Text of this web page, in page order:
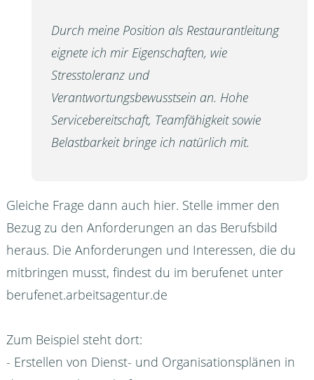
Durch meine Position als Restaurantleitung
eignete ich mir Eigenschaften, wie
Stresstoleranz und
Verantwortungsbewusstsein an. Hohe
Servicebereitschaft, Teamfähigkeit sowie
Belastbarkeit bringe ich natürlich mit.
Gleiche Frage dann auch hier. Stelle immer den
Bezug zu den Anforderungen an das Berufsbild
heraus. Die Anforderungen und Interessen, die du
mitbringen musst, findest du im berufenet unter
berufenet.arbeitsagentur.de
Zum Beispiel steht dort:
- Erstellen von Dienst- und Organisationsplänen in